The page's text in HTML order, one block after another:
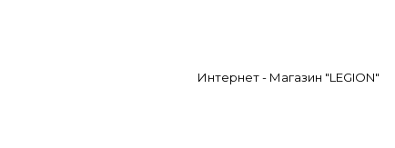
Интернет - Магазин "LEGION"